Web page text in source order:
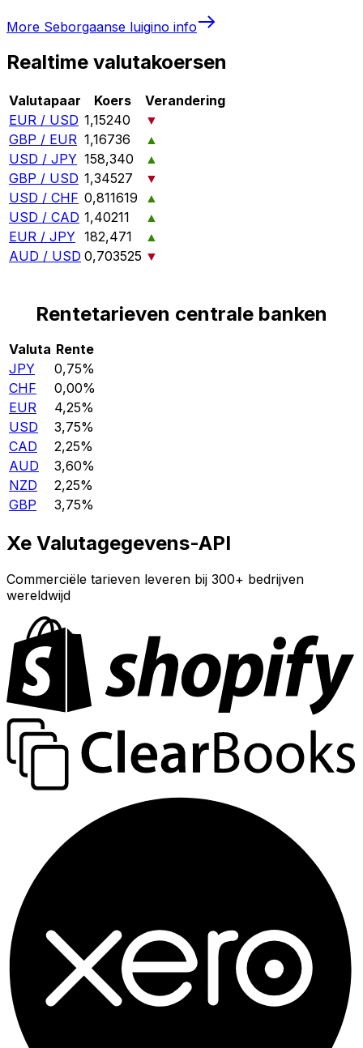
More Seborgaanse luigino info
Realtime valutakoersen
Valutapaar Koers
Verandering
EUR / USD 1,15240
▼
GBP / EUR 1,16736
▲
USD / JPY 158,340
▲
GBP / USD 1,34527
▼
USD / CHF 0,811619
▲
USD / CAD 1,40211
▲
EUR / JPY 182,471
▲
AUD / USD 0,703525 ▼
Rentetarieven centrale banken
Valuta Rente
JPY
0,75%
CHF
0,00%
EUR
4,25%
USD
3,75%
CAD
2,25%
AUD
3,60%
NZD
2,25%
GBP
3,75%
Xe Valutagegevens-API
Commerciële tarieven leveren bij 300+ bedrijven
wereldwijd